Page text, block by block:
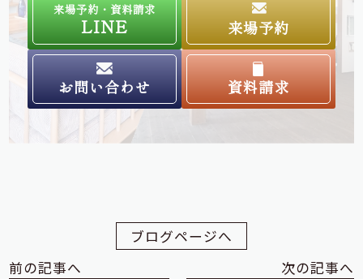
来場予約・資料請求
LINE 来場予約
お問い合わせ 資料請求
ブログページへ
前の記事へ
次の記事へ